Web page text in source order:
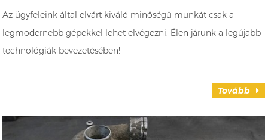
Az ügyfeleink által elvárt kiváló minőségű munkát csak a
legmodernebb gépekkel lehet elvégezni. Élen járunk a legújabb
technológiák bevezetésében!
Tovább